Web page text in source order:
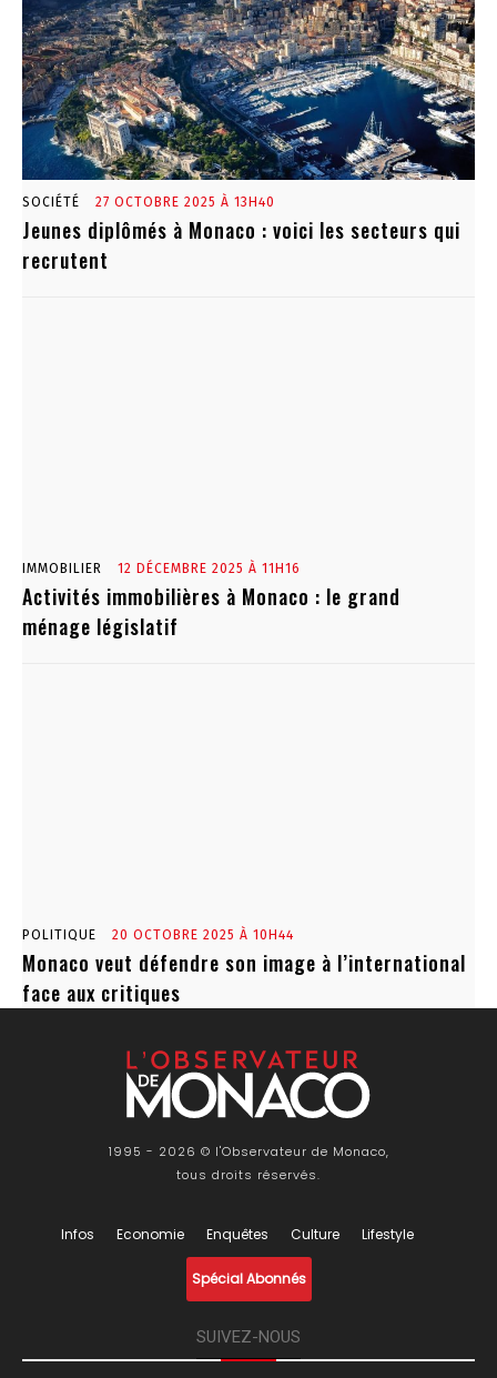
SOCIÉTÉ 27 OCTOBRE 2025 À 13H40
Jeunes diplômés à Monaco : voici les secteurs qui
recrutent
IMMOBILIER 12 DÉCEMBRE 2025 À 11H16
Activités immobilières à Monaco : le grand
ménage législatif
POLITIQUE 20 OCTOBRE 2025 À 10H44
Monaco veut défendre son image à l’international
face aux critiques
1995 - 2026 © l'Observateur de Monaco,
tous droits réservés.
Infos Economie Enquêtes Culture Lifestyle
Spécial Abonnés
SUIVEZ-NOUS